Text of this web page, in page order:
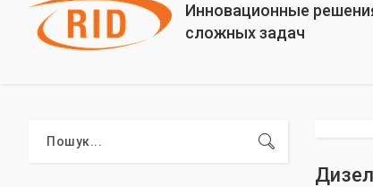
Инновационные
сложных задач